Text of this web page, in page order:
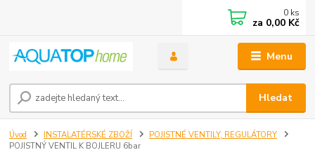
Menu
Hledat
0 ks
za 0,00 Kč
Úvod INSTALATÉRSKÉ ZBOŽÍ
POJISTNÉ VENTILY, REGULÁTORY
POJISTNÝ VENTIL K BOJLERU 6bar